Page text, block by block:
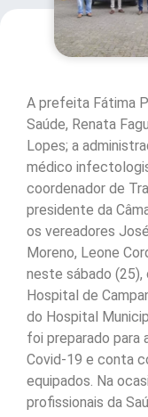
A prefeita Fátima
Saúde, Renata
Lopes; a
médico
coordenador de
presidente da
os vereadores
Moreno, Leone
neste sábado
Hospital de
do Hospital
foi preparado para
Covid-19 e conta
equipados. Na
profissionais da